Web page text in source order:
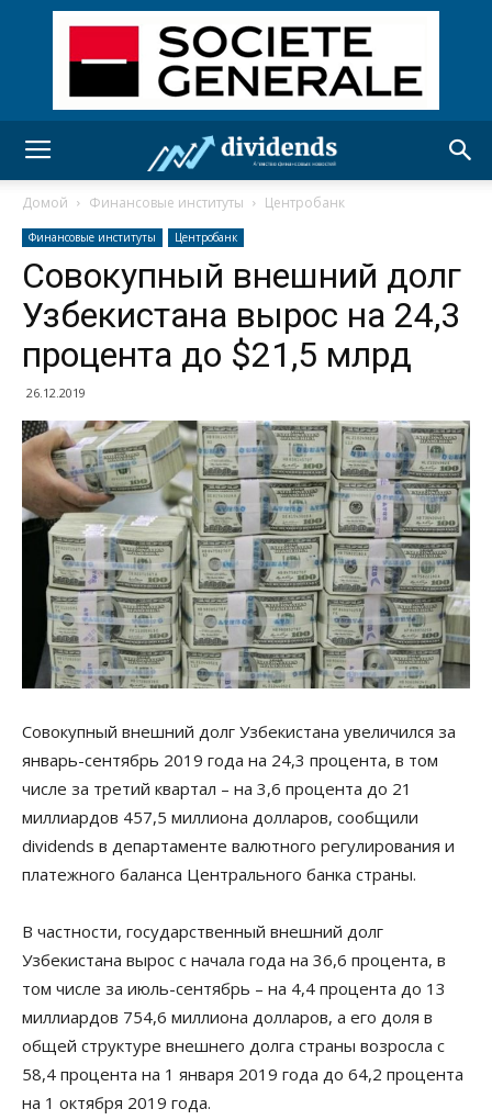
Домой Финансовые институты Центробанк
Финансовые институты Центробанк
Совокупный внешний долг
Узбекистана вырос на 24,3
процента до $21,5 млрд
26.12.2019
Совокупный внешний долг Узбекистана увеличился за
январь-сентябрь 2019 года на 24,3 процента, в том
числе за третий квартал – на 3,6 процента до 21
миллиардов 457,5 миллиона долларов, сообщили
dividends в департаменте валютного регулирования и
платежного баланса Центрального банка страны.
В частности, государственный внешний долг
Узбекистана вырос с начала года на 36,6 процента, в
том числе за июль-сентябрь – на 4,4 процента до 13
миллиардов 754,6 миллиона долларов, а его доля в
общей структуре внешнего долга страны возросла с
58,4 процента на 1 января 2019 года до 64,2 процента
на 1 октября 2019 года.